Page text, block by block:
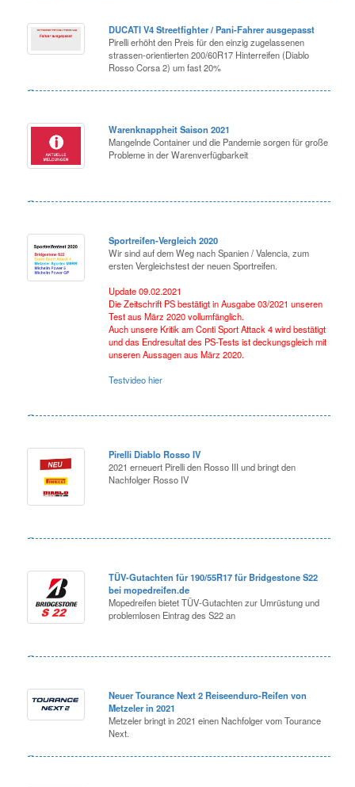
DUCATI V4 Streetfighter / Pani-Fahrer ausgepasst
Pirelli erhöht den Preis für den einzig zugelassenen
strassen-orientierten 200/60R17 Hinterreifen (Diablo
Rosso Corsa 2) um fast 20%
Warenknappheit Saison 2021
Mangelnde Container und die Pandemie sorgen für große
Probleme in der Warenverfügbarkeit
Sportreifen-Vergleich 2020
Wir sind auf dem Weg nach Spanien / Valencia, zum
ersten Vergleichstest der neuen Sportreifen.
Update 09.02.2021
Die Zeitschrift PS bestätigt in Ausgabe 03/2021 unseren
Test aus März 2020 vollumfänglich.
Auch unsere Kritik am Conti Sport Attack 4 wird bestätigt
und das Endresultat des PS-Tests ist deckungsgleich mit
unseren Aussagen aus März 2020.
Testvideo hier
Pirelli Diablo Rosso IV
2021 erneuert Pirelli den Rosso III und bringt den
Nachfolger Rosso IV
TÜV-Gutachten für 190/55R17 für Bridgestone S22
bei mopedreifen.de
Mopedreifen bietet TÜV-Gutachten zur Umrüstung und
problemlosen Eintrag des S22 an
Neuer Tourance Next 2 Reiseenduro-Reifen von
Metzeler in 2021
Metzeler bringt in 2021 einen Nachfolger vom Tourance
Next.